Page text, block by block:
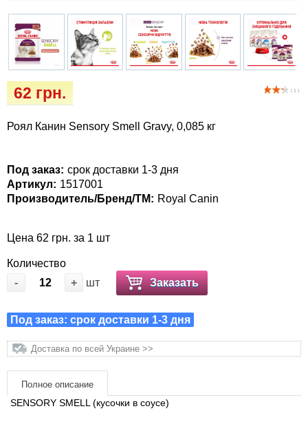
( 1 )
62 грн.
Роял Канин Sensory Smell Gravy, 0,085 кг
Под заказ: срок доставки 1-3 дня
Артикул: 1517001
Производитель/Бренд/ТМ: Royal Canin
Цена 62 грн. за 1 шт
Количество
-
+ шт Заказать
Под заказ: срок доставки 1-3 дня
Доставка по всей Украине >>
Полное описание
SENSORY SMELL (кусочки в соусе)
Ласощі та корма
Vet Diet Canine Wet - ветеринарные диеты
для собак
Лежаки, будиночки, охолоджуючи
килимки
Миски, автогодівниці, поілки
Переноски, сумки, клетки
расходные материалы
Подарочные сертификаты
Товары для голубей
Товары для грызунов
Товары для лошадей